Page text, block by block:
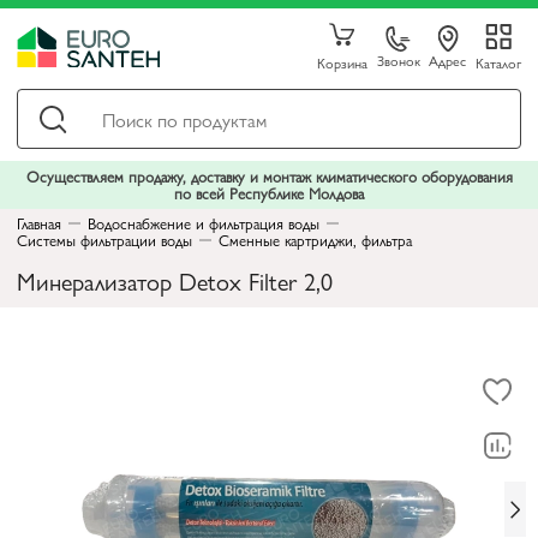
Корзина Звонок Адрес Каталог
Осуществляем продажу, доставку и монтаж климатического оборудования
по всей Республике Молдова
Главная
Водоснабжение и фильтрация воды
Системы фильтрации воды Сменные картриджи, фильтра
Минерализатор Detox Filter 2,0